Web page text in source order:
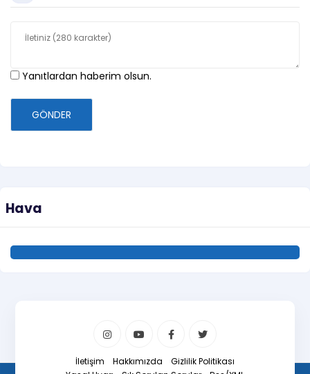
Yanıtlardan haberim olsun.
GÖNDER
Hava
İletişim Hakkımızda
Gizlilik Politikası